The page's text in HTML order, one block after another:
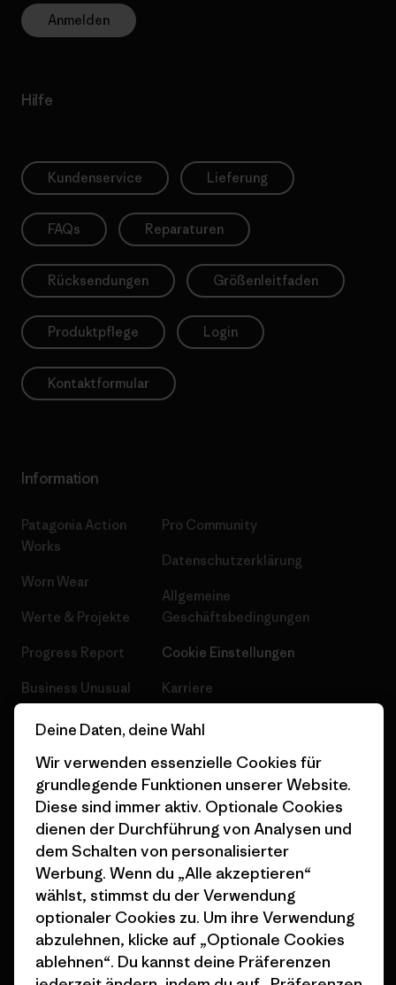
Anmelden
Hilfe
Kundenservice Lieferung
FAQs Reparaturen
Rücksendungen Größenleitfaden
Produktpflege Login
Kontaktformular
Information
Patagonia Action
Works
Worn Wear
Werte & Projekte
Progress Report
Business Unusual
Klimaziele
1% For The Planet
Wie wir finanzieren
Geschenkgutscheine
Stores in deiner
Nähe
Pro Community
Datenschutzerklärung
Allgemeine
Geschäftsbedingungen
Cookie Einstellungen
Karriere
Pressekontakt
Industry program
Affiliate-Programm
Patagonia Deutschland
Seitenverzeichnis
Deine Daten, deine Wahl
Wir verwenden essenzielle Cookies für
grundlegende Funktionen unserer Website.
Diese sind immer aktiv. Optionale Cookies
dienen der Durchführung von Analysen und
dem Schalten von personalisierter
Werbung. Wenn du „Alle akzeptieren“
wählst, stimmst du der Verwendung
optionaler Cookies zu. Um ihre Verwendung
abzulehnen, klicke auf „Optionale Cookies
ablehnen“. Du kannst deine Präferenzen